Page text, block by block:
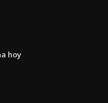
hoy